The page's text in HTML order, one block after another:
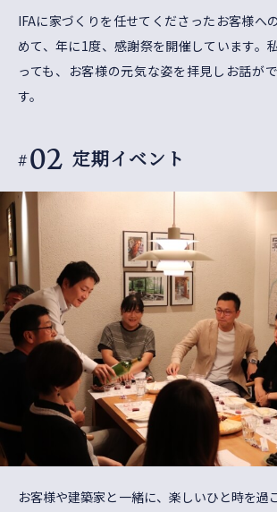
IFAに家づくりを任せてくださったお客様へ
めて、年に1度、感謝祭を開催しています。
っても、お客様の元気な姿を拝見しお話が
す。
#02 定期イベント
お客様や建築家と一緒に、楽しいひと時を過